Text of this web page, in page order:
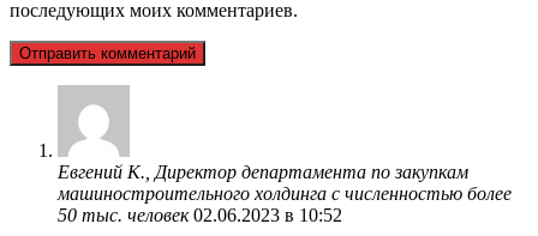
последующих моих комментариев.
Евгений К., Директор департамента по закупкам
машиностроительного холдинга с численностью более
50 тыс. человек 02.06.2023 в 10:52